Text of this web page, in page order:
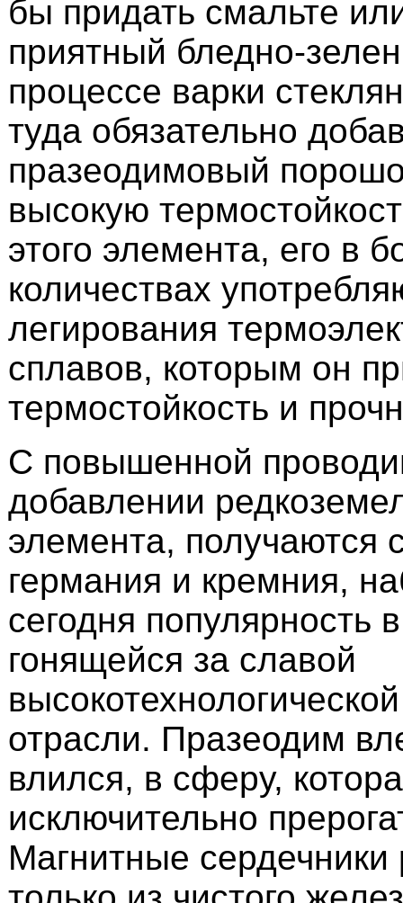
бы придать смальте
приятный бледно-
процессе варки
туда обязательно
празеодимовый
высокую
этого элемента, его в
количествах
легирования
сплавов, которым он
термостойкость и
С повышенной
добавлении
элемента, получаются
германия и кремния,
сегодня популярность
гонящейся за славой
отрасли. Празеодим
влился, в сферу,
исключительно
Магнитные